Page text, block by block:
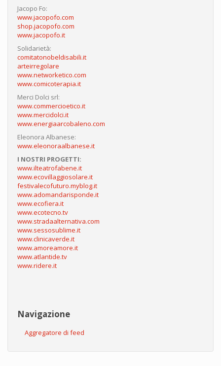
Jacopo Fo:
www.jacopofo.com
shop.jacopofo.com
www.jacopofo.it
Solidarietà:
comitatonobeldisabili.it
arteirregolare
www.networketico.com
www.comicoterapia.it
Merci Dolci srl:
www.commercioetico.it
www.mercidolci.it
www.energiaarcobaleno.com
Eleonora Albanese:
www.eleonoraalbanese.it
I NOSTRI PROGETTI:
www.ilteatrofabene.it
www.ecovillaggiosolare.it
festivalecofuturo.myblog.it
www.adomandarisponde.it
www.ecofiera.it
www.ecotecno.tv
www.stradaalternativa.com
www.sessosublime.it
www.clinicaverde.it
www.amoreamore.it
www.atlantide.tv
www.ridere.it
Navigazione
Aggregatore di feed